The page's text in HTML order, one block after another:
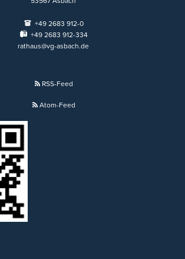
+49 2683 912-0
+49 2683 912-334
rathaus@vg-asbach.de
RSS-Feed
Atom-Feed